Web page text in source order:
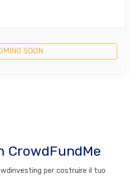
SOON
CrowdFundMe
per costruire il tuo